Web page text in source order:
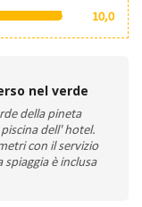
10,0
nel verde
della pineta
dell' hotel.
con il servizio
è inclusa